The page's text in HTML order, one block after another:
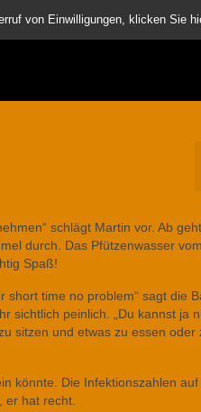
schlägt Martin vor. Ab
durch. Das Pfützenwasser vom
Spaß!
time no problem“ sagt die
sichtlich peinlich. „Du kannst ja
sitzen und etwas zu essen oder
könnte. Die Infektionszahlen auf
er hat recht.
von Einwilligungen, klicken Sie